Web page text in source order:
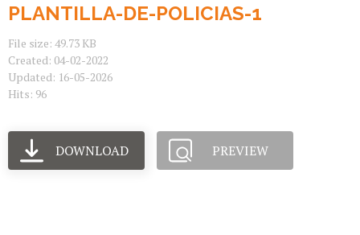
PLANTILLA-DE-POLICIAS-1
File size: 49.73 KB
Created: 04-02-2022
Updated: 16-05-2026
Hits: 96
DOWNLOAD PREVIEW